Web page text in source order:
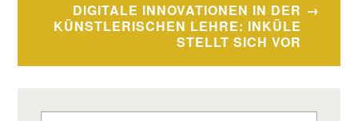
DIGITALE INNOVATIONEN IN DER
KÜNSTLERISCHEN LEHRE: INKÜLE
STELLT SICH VOR